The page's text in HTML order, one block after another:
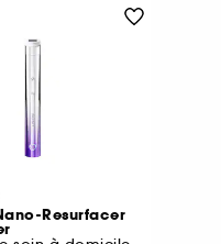
Resurfacer